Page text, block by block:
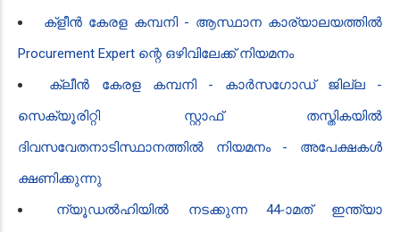
ക്ളീൻ‍ കേരള കമ്പനി - ആസ്ഥാന കാര്യാലയത്തിൽ
Procurement Expert ​ന്റെ ഒഴിവിലേക്ക് നിയമനം
ക്ലീൻ‍ കേരള ​കമ്പനി - കാർസഗോഡ് ജില്ല -
സെക്യൂരിറ്റി സ്റ്റാഫ് തസ്തികയിൽ
ദിവസവേതനാടിസ്ഥാനത്തിൽ നിയമനം - അപേക്ഷകൾ
ക്ഷണിക്കുന്നു
ന്യൂഡൽഹിയിൽ നടക്കുന്ന 44-ാമത് ഇന്ത്യാ